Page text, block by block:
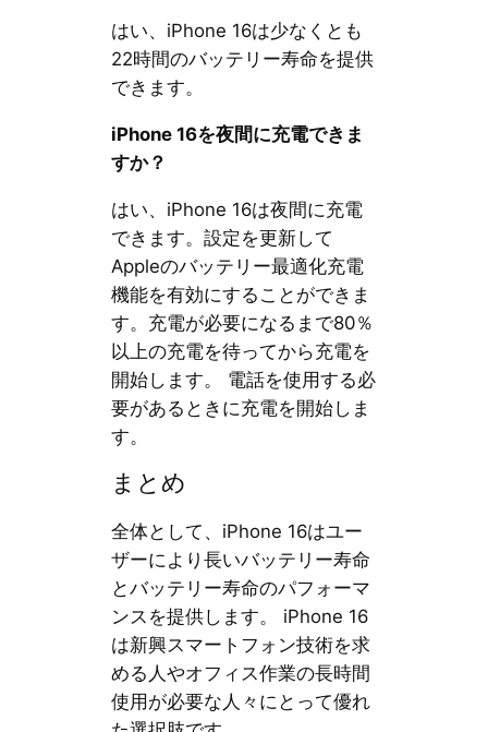
はい、iPhone 16は少なくとも
22時間のバッテリー寿命を提供
できます。
iPhone 16を夜間に充電できま
すか？
はい、iPhone 16は夜間に充電
できます。設定を更新して
Appleのバッテリー最適化充電
機能を有効にすることができま
す。充電が必要になるまで80％
以上の充電を待ってから充電を
開始します。 電話を使用する必
要があるときに充電を開始しま
す。
まとめ
全体として、iPhone 16はユー
ザーにより長いバッテリー寿命
とバッテリー寿命のパフォーマ
ンスを提供します。 iPhone 16
は新興スマートフォン技術を求
める人やオフィス作業の長時間
使用が必要な人々にとって優れ